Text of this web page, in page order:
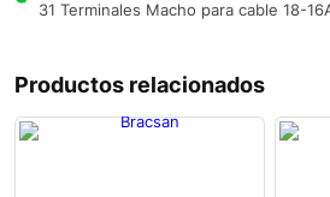
31 Terminales Macho para cable 18-
Productos relacionados